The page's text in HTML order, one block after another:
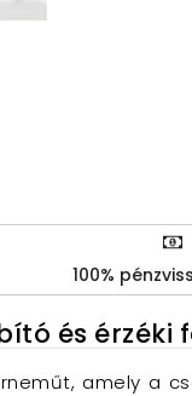
100%
és
amely a